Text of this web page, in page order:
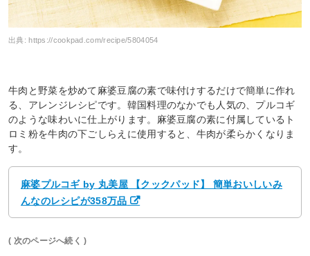
出典:https://cookpad.com/recipe/5804054
牛肉と野菜を炒めて麻婆豆腐の素で味付けするだけで簡単に作れ
る、アレンジレシピです。韓国料理のなかでも人気の、プルコギ
のような味わいに仕上がります。麻婆豆腐の素に付属しているト
ロミ粉を牛肉の下ごしらえに使用すると、牛肉が柔らかくなりま
す。
麻婆プルコギ by 丸美屋 【クックパッド】 簡単おいしいみ
んなのレシピが358万品
( 次のページへ続く )